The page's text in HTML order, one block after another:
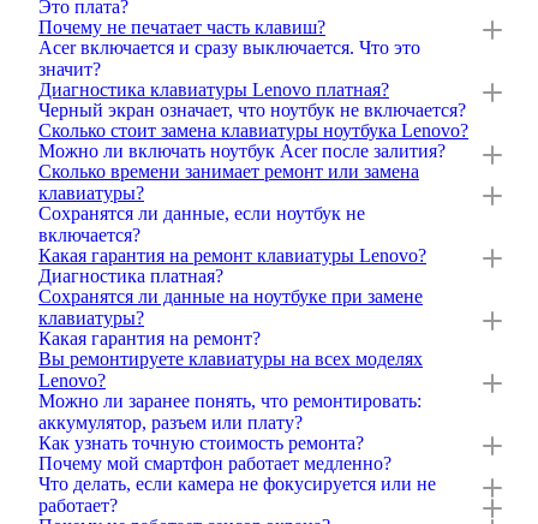
Это плата?
Почему не печатает часть клавиш?
Acer включается и сразу выключается. Что это
значит?
Диагностика клавиатуры Lenovo платная?
Черный экран означает, что ноутбук не включается?
Сколько стоит замена клавиатуры ноутбука Lenovo?
Можно ли включать ноутбук Acer после залития?
Сколько времени занимает ремонт или замена
клавиатуры?
Сохранятся ли данные, если ноутбук не
включается?
Какая гарантия на ремонт клавиатуры Lenovo?
Диагностика платная?
Сохранятся ли данные на ноутбуке при замене
клавиатуры?
Какая гарантия на ремонт?
Вы ремонтируете клавиатуры на всех моделях
Lenovo?
Можно ли заранее понять, что ремонтировать:
аккумулятор, разъем или плату?
Как узнать точную стоимость ремонта?
Почему мой смартфон работает медленно?
Что делать, если камера не фокусируется или не
работает?